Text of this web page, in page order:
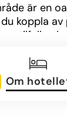
är en
koppla
en stilfull
grönska
När
Om